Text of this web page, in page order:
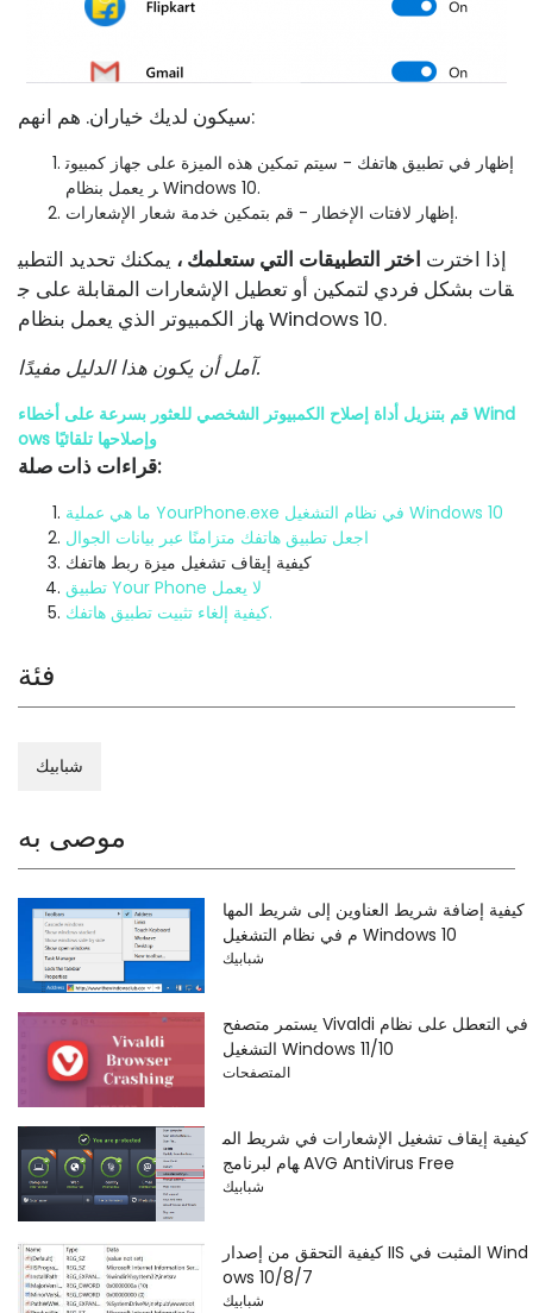
سيكون لديك خياران. هم انهم:
إظهار في تطبيق هاتفك - سيتم تمكين هذه الميزة على جهاز كمبيوت
ر يعمل بنظام Windows 10.
إظهار لافتات الإخطار - قم بتمكين خدمة شعار الإشعارات.
إذا اخترت اختر التطبيقات التي ستعلمك ، يمكنك تحديد التطبي
قات بشكل فردي لتمكين أو تعطيل الإشعارات المقابلة على ج
هاز الكمبيوتر الذي يعمل بنظام Windows 10.
آمل أن يكون هذا الدليل مفيدًا.
قم بتنزيل أداة إصلاح الكمبيوتر الشخصي للعثور بسرعة على أخطاء Wind
ows وإصلاحها تلقائيًا
قراءات ذات صلة:
ما هي عملية YourPhone.exe في نظام التشغيل Windows 10
اجعل تطبيق هاتفك متزامنًا عبر بيانات الجوال
كيفية إيقاف تشغيل ميزة ربط هاتفك
تطبيق Your Phone لا يعمل
كيفية إلغاء تثبيت تطبيق هاتفك.
فئة
شبابيك
موصى به
كيفية إضافة شريط العناوين إلى شريط المها
م في نظام التشغيل Windows 10
شبابيك
يستمر متصفح Vivaldi في التعطل على نظام
التشغيل Windows 11/10
المتصفحات
كيفية إيقاف تشغيل الإشعارات في شريط الم
هام لبرنامج AVG AntiVirus Free
شبابيك
كيفية التحقق من إصدار IIS المثبت في Wind
ows 10/8/7
شبابيك